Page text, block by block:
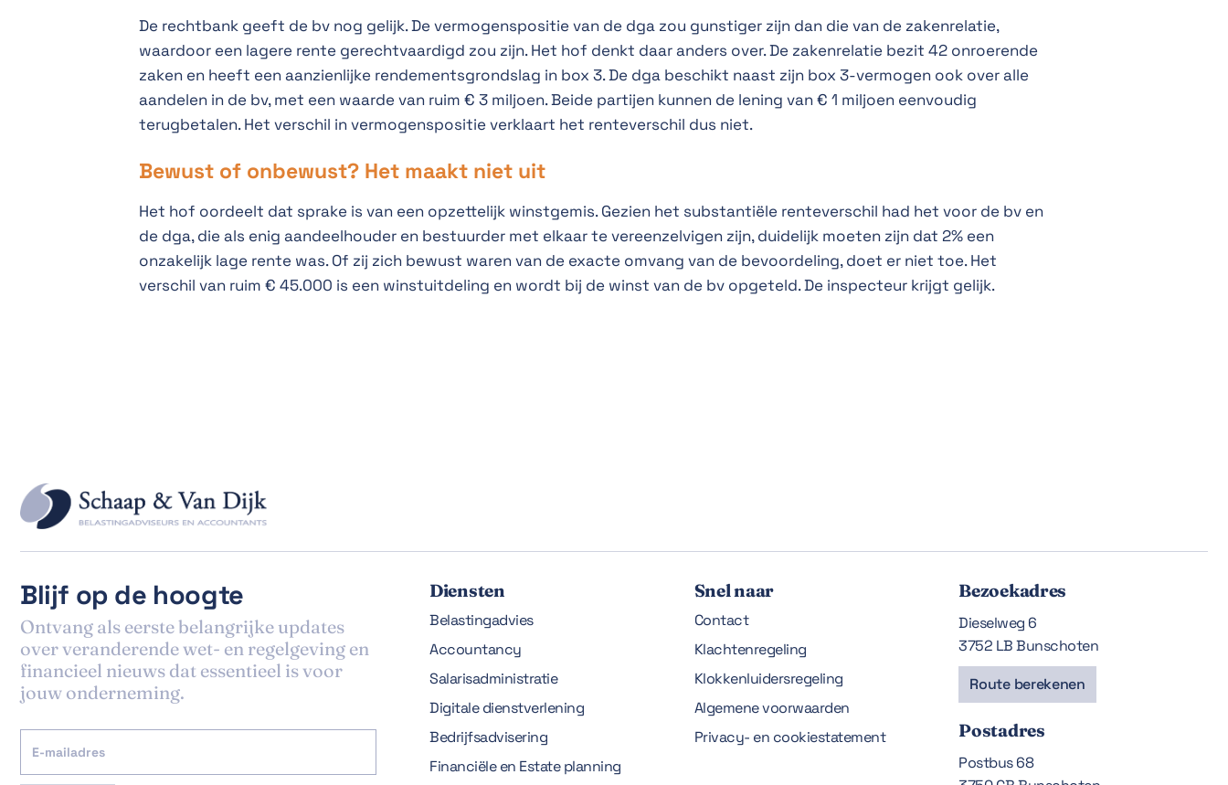
De rechtbank geeft de bv nog gelijk. De vermogenspositie van de dga zou gunstiger zijn dan die van de zakenrelatie,
waardoor een lagere rente gerechtvaardigd zou zijn. Het hof denkt daar anders over. De zakenrelatie bezit 42 onroerende
zaken en heeft een aanzienlijke rendementsgrondslag in box 3. De dga beschikt naast zijn box 3-vermogen ook over alle
aandelen in de bv, met een waarde van ruim € 3 miljoen. Beide partijen kunnen de lening van € 1 miljoen eenvoudig
terugbetalen. Het verschil in vermogenspositie verklaart het renteverschil dus niet.
Bewust of onbewust? Het maakt niet uit
Het hof oordeelt dat sprake is van een opzettelijk winstgemis. Gezien het substantiële renteverschil had het voor de bv en
de dga, die als enig aandeelhouder en bestuurder met elkaar te vereenzelvigen zijn, duidelijk moeten zijn dat 2% een
onzakelijk lage rente was. Of zij zich bewust waren van de exacte omvang van de bevoordeling, doet er niet toe. Het
verschil van ruim € 45.000 is een winstuitdeling en wordt bij de winst van de bv opgeteld. De inspecteur krijgt gelijk.
Blijf op de hoogte
Ontvang als eerste belangrijke updates
over veranderende wet- en regelgeving en
financieel nieuws dat essentieel is voor
jouw onderneming.
Diensten
Belastingadvies
Accountancy
Salarisadministratie
Digitale dienstverlening
Bedrijfsadvisering
Financiële en Estate planning
Snel naar
Contact
Klachtenregeling
Klokkenluidersregeling
Algemene voorwaarden
Privacy- en cookiestatement
Bezoekadres
Dieselweg 6
3752 LB Bunschoten
Route berekenen
Postadres
Postbus 68